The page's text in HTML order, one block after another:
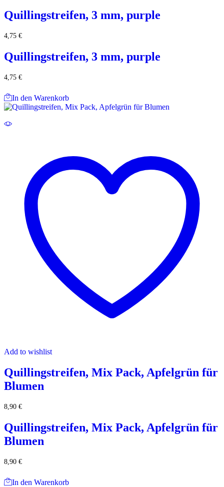
Quillingstreifen, 3 mm, purple
4,75 €
Quillingstreifen, 3 mm, purple
4,75 €
In den Warenkorb
Add to wishlist
Quillingstreifen, Mix Pack, Apfelgrün für
Blumen
8,90 €
Quillingstreifen, Mix Pack, Apfelgrün für
Blumen
8,90 €
In den Warenkorb